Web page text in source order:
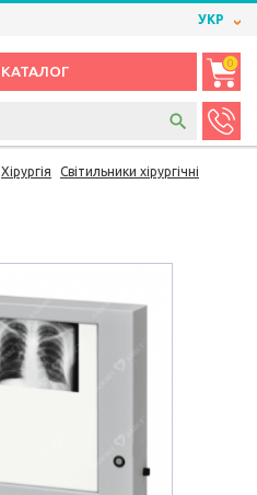
УКР
КАТАЛОГ
0
Хірургія
Світильники хірургічні